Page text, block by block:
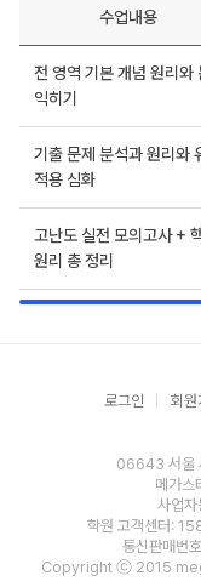
수업내용
전 영역 기본 개념 원리와
익히기
기출 문제 분석과 원리와
적용 심화
고난도 실전 모의고사 +
원리 총 정리
로그인 회원
06643 서울
메가스
사업
학원 고객센터:
통신판매번
Copyright ⓒ 2015